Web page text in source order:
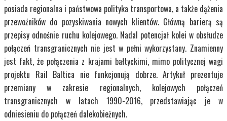
posiada regionalna i państwowa polityka transportowa, a także dążenia
przewoźników do pozyskiwania nowych klientów. Główną barierą są
przepisy odnośnie ruchu kolejowego. Nadal potencjał kolei w obsłudze
połączeń transgranicznych nie jest w pełni wykorzystany. Znamienny
jest fakt, że połączenia z krajami bałtyckimi, mimo politycznej wagi
projektu Rail Baltica nie funkcjonują dobrze. Artykuł prezentuje
przemiany w zakresie regionalnych, kolejowych połączeń
transgranicznych w latach 1990-2016, przedstawiając je w
odniesieniu do połączeń dalekobieżnych.